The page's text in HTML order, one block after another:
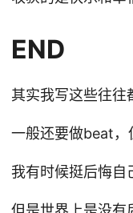
END
其实我写这些往往
一般还要做beat，
我有时候挺后悔自